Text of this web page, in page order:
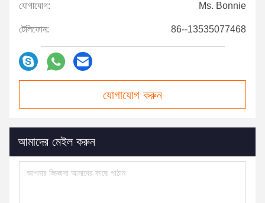
যোগাযোগ: Ms. Bonnie
টেলিফোন: 86--13535077468
যোগাযোগ করুন
আমাদের মেইল ​​করুন